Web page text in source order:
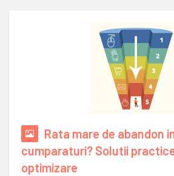
Rata mare de abandon
cumparaturi? Solutii
optimizare